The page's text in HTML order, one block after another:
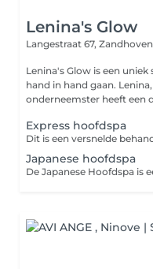
Lenina's Glow
Langestraat 67,
Lenina's Glow is een
hand in hand gaan. Lenina, een jonge inspirerende
onderneemster heeft een
Express hoofdspa
Japanese hoofdspa